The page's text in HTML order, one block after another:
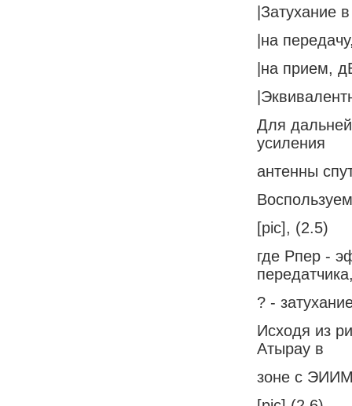
|Затухание
|на
|на прием,
Для
усиления
антенны
[pic], (2.5)
где Рпер -
? -
Исходя из
Атырау в
зоне с